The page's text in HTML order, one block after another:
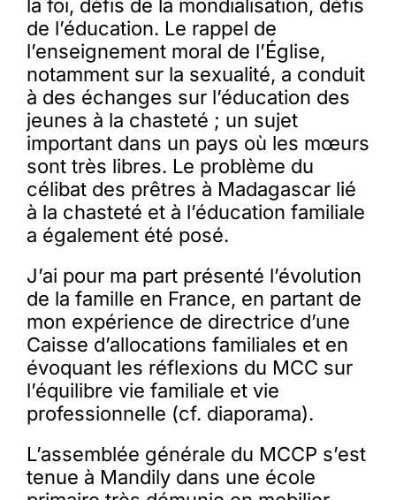
la foi, défis de la mondialisation, défis
de l’éducation. Le rappel de
l’enseignement moral de l’Église,
notamment sur la sexualité, a conduit
à des échanges sur l’éducation des
jeunes à la chasteté ; un sujet
important dans un pays où les mœurs
sont très libres. Le problème du
célibat des prêtres à Madagascar lié
à la chasteté et à l’éducation familiale
a également été posé.
J’ai pour ma part présenté l’évolution
de la famille en France, en partant de
mon expérience de directrice d’une
Caisse d’allocations familiales et en
évoquant les réflexions du MCC sur
l’équilibre vie familiale et vie
professionnelle (cf. diaporama).
L’assemblée générale du MCCP s’est
tenue à Mandily dans une école